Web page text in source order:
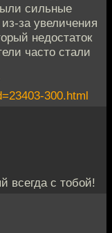
сильные
за увеличения
недостаток
часто стали
300.html
всегда с тобой!